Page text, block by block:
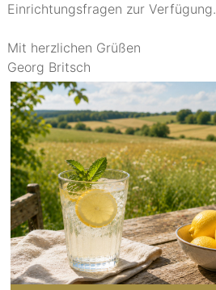
Einrichtungsfragen zur Verfügung.
Mit herzlichen Grüßen
Georg Britsch